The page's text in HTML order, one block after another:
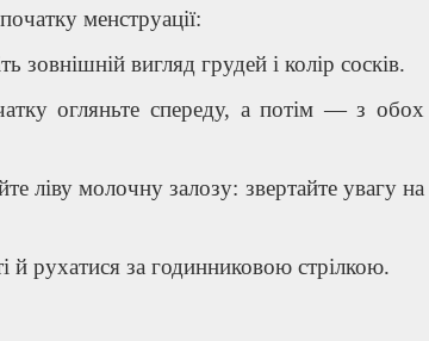
менструації:
зовнішній вигляд грудей і колір сосків.
огляньте спереду, а потім — з обох
ліву молочну залозу: звертайте увагу на
й рухатися за годинниковою стрілкою.